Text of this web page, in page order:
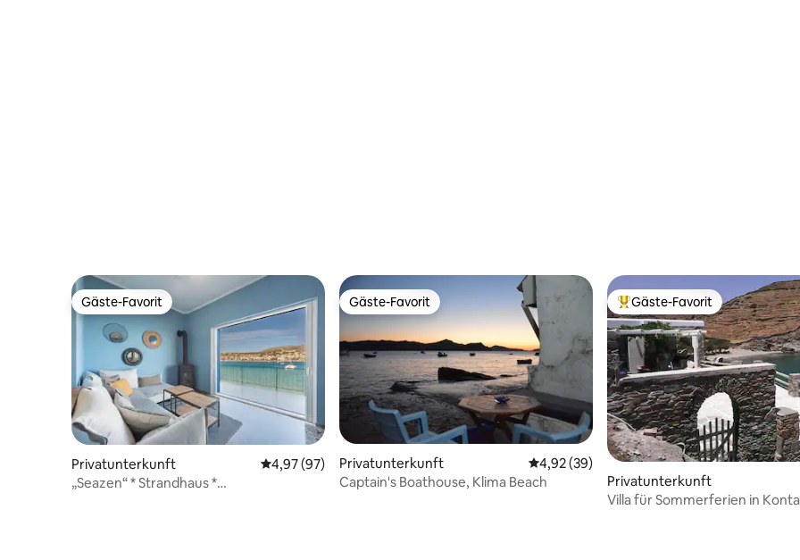
Gäste-Favorit
Gäste-Favorit
Privatunterkunft Durchschnittliche Bewertung: 4,97 von 5, 97 Bewertungen
4,97 (97)
„Seazen“ * Strandhaus *
Gäste-Favorit
Gäste-Favorit
Privatunterkunft Durchschnittliche Bewertung: 4,92 von 5,
4,92 (39)
Captain's Boathouse, Klima Beach
Beliebter Gäste-Favorit.
Gäste-Favorit
Privatunterkunft
Villa für Sommerferien in